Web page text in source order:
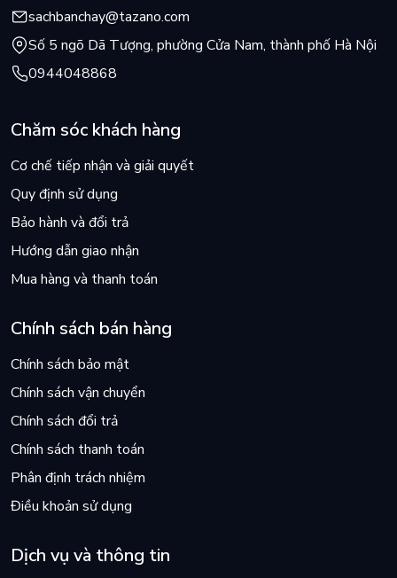
sachbanchay@tazano.com
Số 5 ngõ Dã Tượng, phường Cửa Nam, thành phố Hà Nội
0944048868
Chăm sóc khách hàng
Cơ chế tiếp nhận và giải quyết
Quy định sử dụng
Bảo hành và đổi trả
Hướng dẫn giao nhận
Mua hàng và thanh toán
Chính sách bán hàng
Chính sách bảo mật
Chính sách vận chuyển
Chính sách đổi trả
Chính sách thanh toán
Phân định trách nhiệm
Điều khoản sử dụng
Dịch vụ và thông tin